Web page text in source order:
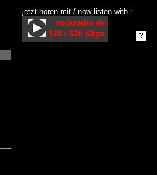
jetzt hören mit / now listen with :